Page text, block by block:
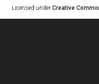
Licensed under Creative